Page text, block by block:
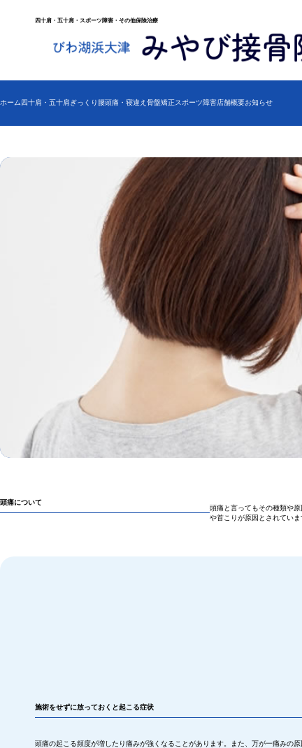
四十肩・五十肩・スポーツ障害・その他保険治療
ホーム四十肩・五十肩 ぎっくり腰頭痛・寝違え 骨盤矯正スポーツ障害店舗概要お知らせ
頭痛について
頭痛と言ってもその種類や
や首こりが原因とされていま
施術をせずに放っておくと起こる症状
頭痛の起こる頻度が増したり痛みが強くなることがあります。また、万が一痛みの